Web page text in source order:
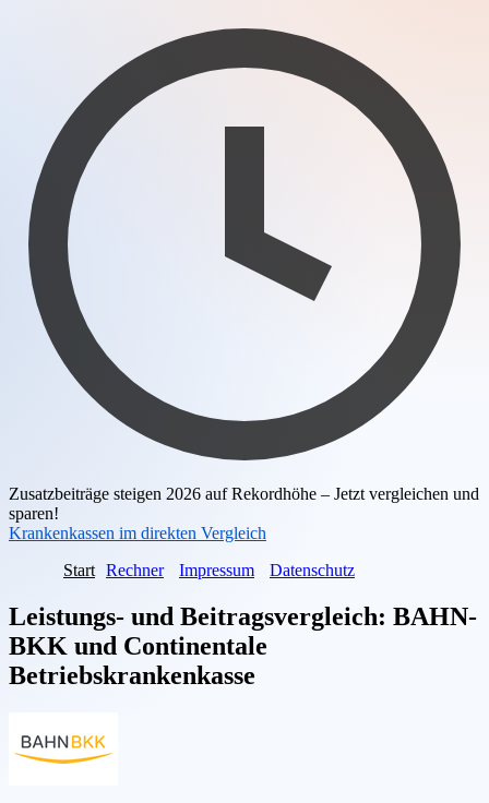
Zusatzbeiträge steigen 2026 auf Rekordhöhe – Jetzt vergleichen und
sparen!
Krankenkassen im direkten Vergleich
Start Rechner Impressum Datenschutz
Leistungs- und Beitragsvergleich: BAHN-
BKK und Continentale
Betriebskrankenkasse